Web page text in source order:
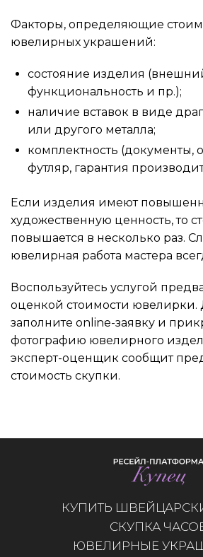
Факторы, определяющие
ювелирных украшений:
состояние изделия
функциональность и пр.);
наличие вставок в виде
или другого металла;
комплектность (документы,
футляр, гарантия
Если изделия имеют
художественную ценность, то
повышается в несколько раз.
ювелирная работа мастера
Воспользуйтесь услугой
оценкой стоимости ювелирки.
заполните online-заявку и
фотографию ювелирного
эксперт-оценщик сообщит
стоимость скупки.
КУПИТЬ
СКУПКА
ЮВЕЛИРНЫЕ